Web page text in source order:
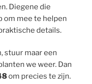
Diegene die
om mee te helpen
details.
stuur maar een
we weer. Dan
om precies te zijn.